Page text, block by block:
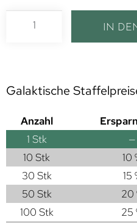
IN
Galaktische
Anzahl
1 Stk —
10 Stk
10
30 Stk
15
50 Stk
20
100 Stk
25